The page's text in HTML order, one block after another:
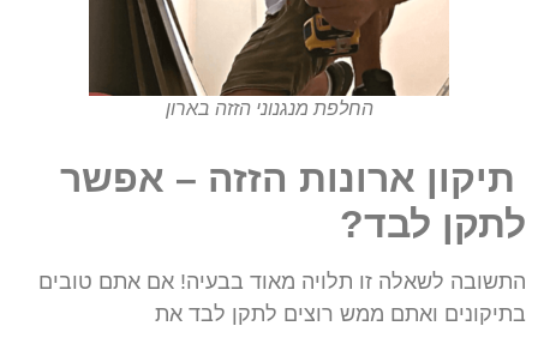
החלפת מנגנוני הזזה בארון
תיקון ארונות הזזה – אפשר
לתקן לבד?
התשובה לשאלה זו תלויה מאוד בבעיה! אם אתם טובים
בתיקונים ואתם ממש רוצים לתקן לבד את